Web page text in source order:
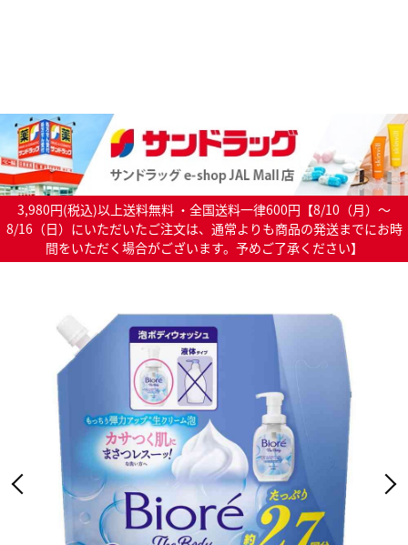
3,980円(税込)以上送料無料 ・全国送料一律600円【8/10（月）～
8/16（日）にいただいたご注文は、通常よりも商品の発送までにお時
間をいただく場合がございます。予めご了承ください】